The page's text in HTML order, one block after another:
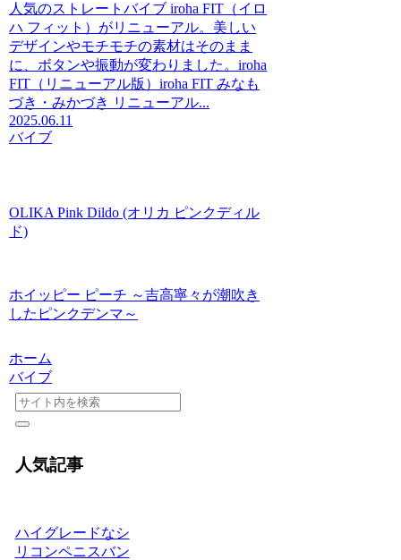
人気のストレートバイブ iroha FIT（イロ
ハ フィット）がリニューアル。美しい
デザインやモチモチの素材はそのまま
に、ボタンや振動が変わりました。iroha
FIT（リニューアル版）iroha FIT みなも
づき・みかづき リニューアル...
2025.06.11
バイブ
OLIKA Pink Dildo (オリカ ピンクディル
ド)
ホイッピー ピーチ ～吉高寧々が潮吹き
したピンクデンマ～
ホーム
バイブ
人気記事
ハイグレードなシ
リコンペニスバン